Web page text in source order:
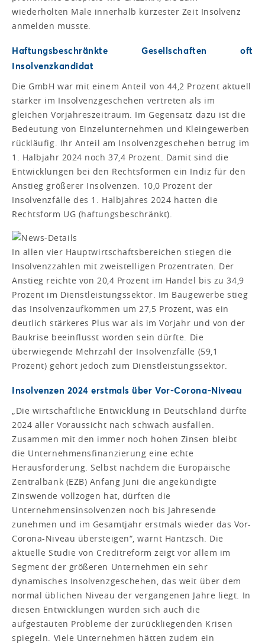
wiederholten Male innerhalb kürzester Zeit Insolvenz
anmelden musste.
Haftungsbeschränkte Gesellschaften oft
Insolvenzkandidat
Die GmbH war mit einem Anteil von 44,2 Prozent aktuell
stärker im Insolvenzgeschehen vertreten als im
gleichen Vorjahreszeitraum. Im Gegensatz dazu ist die
Bedeutung von Einzelunternehmen und Kleingewerben
rückläufig. Ihr Anteil am Insolvenzgeschehen betrug im
1. Halbjahr 2024 noch 37,4 Prozent. Damit sind die
Entwicklungen bei den Rechtsformen ein Indiz für den
Anstieg größerer Insolvenzen. 10,0 Prozent der
Insolvenzfälle des 1. Halbjahres 2024 hatten die
Rechtsform UG (haftungsbeschränkt).
In allen vier Hauptwirtschaftsbereichen stiegen die
Insolvenzzahlen mit zweistelligen Prozentraten. Der
Anstieg reichte von 20,4 Prozent im Handel bis zu 34,9
Prozent im Dienstleistungssektor. Im Baugewerbe stieg
das Insolvenzaufkommen um 27,5 Prozent, was ein
deutlich stärkeres Plus war als im Vorjahr und von der
Baukrise beeinflusst worden sein dürfte. Die
überwiegende Mehrzahl der Insolvenzfälle (59,1
Prozent) gehört jedoch zum Dienstleistungssektor.
Insolvenzen 2024 erstmals über Vor-Corona-Niveau
„Die wirtschaftliche Entwicklung in Deutschland dürfte
2024 aller Voraussicht nach schwach ausfallen.
Zusammen mit den immer noch hohen Zinsen bleibt
die Unternehmensfinanzierung eine echte
Herausforderung. Selbst nachdem die Europäische
Zentralbank (EZB) Anfang Juni die angekündigte
Zinswende vollzogen hat, dürften die
Unternehmensinsolvenzen noch bis Jahresende
zunehmen und im Gesamtjahr erstmals wieder das Vor-
Corona-Niveau übersteigen“, warnt Hantzsch. Die
aktuelle Studie von Creditreform zeigt vor allem im
Segment der größeren Unternehmen ein sehr
dynamisches Insolvenzgeschehen, das weit über dem
normal üblichen Niveau der vergangenen Jahre liegt. In
diesen Entwicklungen würden sich auch die
aufgestauten Probleme der zurückliegenden Krisen
spiegeln. Viele Unternehmen hätten zudem ein